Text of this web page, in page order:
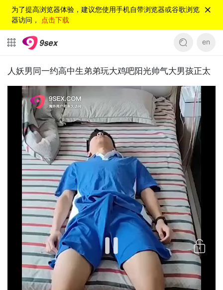
为了提高浏览器体验，建议您使用手机自带浏览器或谷歌浏览
器访问， 点击下载
en
人妖男同一约高中生弟弟玩大鸡吧阳光帅气大男孩正太